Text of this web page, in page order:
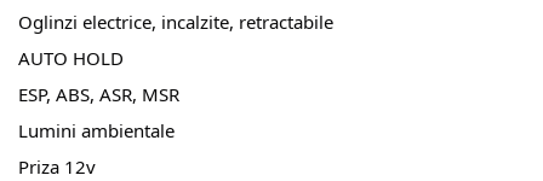
Oglinzi electrice, incalzite, retractabile
AUTO HOLD
ESP, ABS, ASR, MSR
Lumini ambientale
Priza 12v